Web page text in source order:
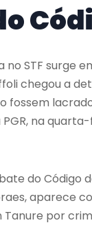
no STF surge
chegou a
fossem
na
do Código
aparece
por